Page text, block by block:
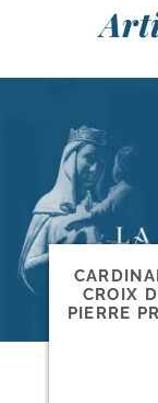
CROIX
PIERRE